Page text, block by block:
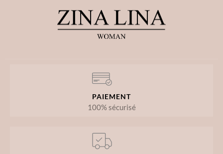
PAIEMENT
100% sécurisé